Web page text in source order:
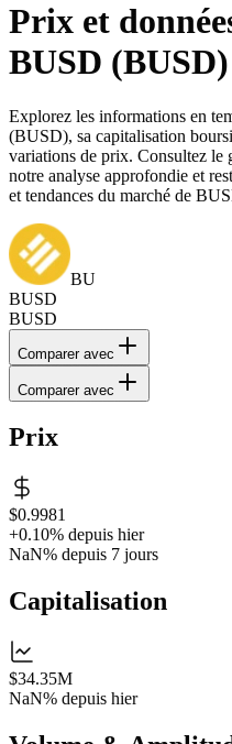
Prix et
BUSD (BUSD)
Explorez les informations en
(BUSD), sa capitalisation
variations de prix. Consultez le
notre analyse approfondie et
et tendances du marché de
BU
BUSD
BUSD
Comparer avec
Comparer avec
Prix
$0.9981
+0.10% depuis hier
NaN% depuis 7 jours
Capitalisation
$34.35M
NaN% depuis hier